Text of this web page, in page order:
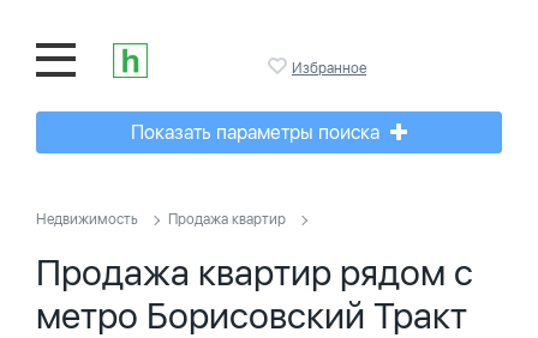
Избранное
Показать параметры поиска
Недвижимость Продажа квартир
Продажа квартир рядом с
метро Борисовский Тракт